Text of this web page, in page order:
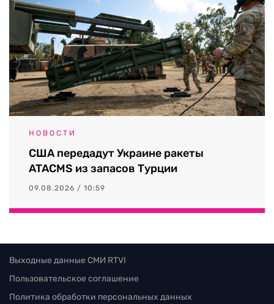
НОВОСТИ
США передадут Украине ракеты
ATACMS из запасов Турции
09.08.2026 / 10:59
Выходные данные СМИ RTVI
Пользовательское соглашение
Политика обработки персональных данных